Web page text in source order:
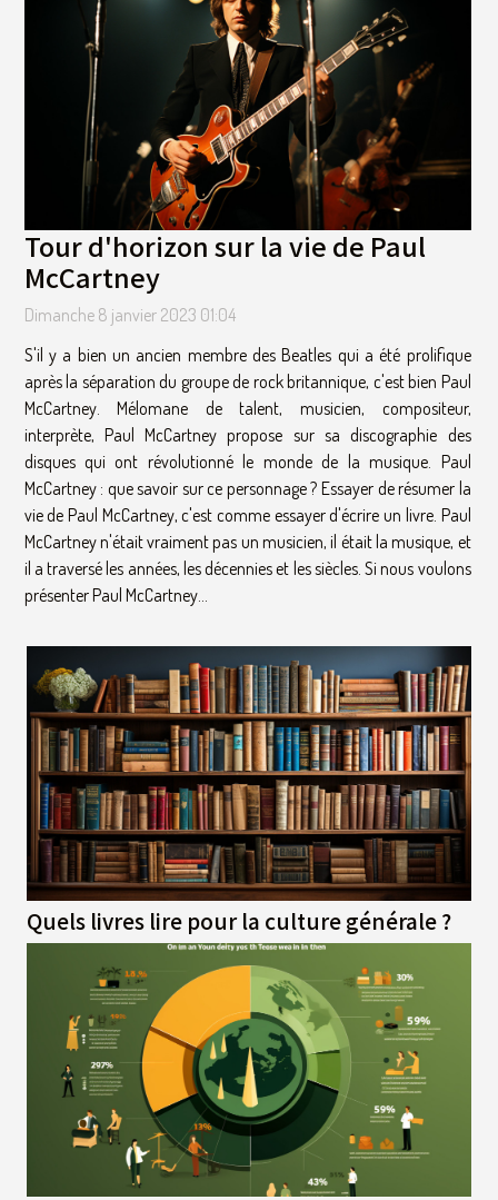
Tour d'horizon sur la vie de Paul
McCartney
Dimanche 8 janvier 2023 01:04
S'il y a bien un ancien membre des Beatles qui a été prolifique
après la séparation du groupe de rock britannique, c'est bien Paul
McCartney. Mélomane de talent, musicien, compositeur,
interprète, Paul McCartney propose sur sa discographie des
disques qui ont révolutionné le monde de la musique. Paul
McCartney : que savoir sur ce personnage ? Essayer de résumer la
vie de Paul McCartney, c'est comme essayer d'écrire un livre. Paul
McCartney n'était vraiment pas un musicien, il était la musique, et
il a traversé les années, les décennies et les siècles. Si nous voulons
présenter Paul McCartney...
Quels livres lire pour la culture générale ?